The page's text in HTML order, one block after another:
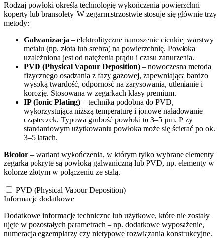
Rodzaj powłoki określa technologię wykończenia powierzchni
koperty lub bransolety. W zegarmistrzostwie stosuje się głównie trzy
metody:
Galwanizacja – elektrolityczne nanoszenie cienkiej warstwy
metalu (np. złota lub srebra) na powierzchnię. Powłoka
uzależniona jest od natężenia prądu i czasu zanurzenia.
PVD (Physical Vapour Deposition) – nowoczesna metoda
fizycznego osadzania z fazy gazowej, zapewniająca bardzo
wysoką twardość, odporność na zarysowania, utlenianie i
korozję. Stosowana w zegarkach klasy premium.
IP (Ionic Plating) – technika podobna do PVD,
wykorzystująca niższą temperaturę i jonowe naładowanie
cząsteczek. Typowa grubość powłoki to 3–5 µm. Przy
standardowym użytkowaniu powłoka może się ścierać po ok.
3–5 latach.
Bicolor – wariant wykończenia, w którym tylko wybrane elementy
zegarka pokryte są powłoką galwaniczną lub PVD, np. elementy w
kolorze złotym w połączeniu ze stalą.
PVD (Physical Vapour Deposition)
Informacje dodatkowe
Dodatkowe informacje techniczne lub użytkowe, które nie zostały
ujęte w pozostałych parametrach – np. dodatkowe wyposażenie,
numeracja egzemplarzy czy nietypowe rozwiązania konstrukcyjne.